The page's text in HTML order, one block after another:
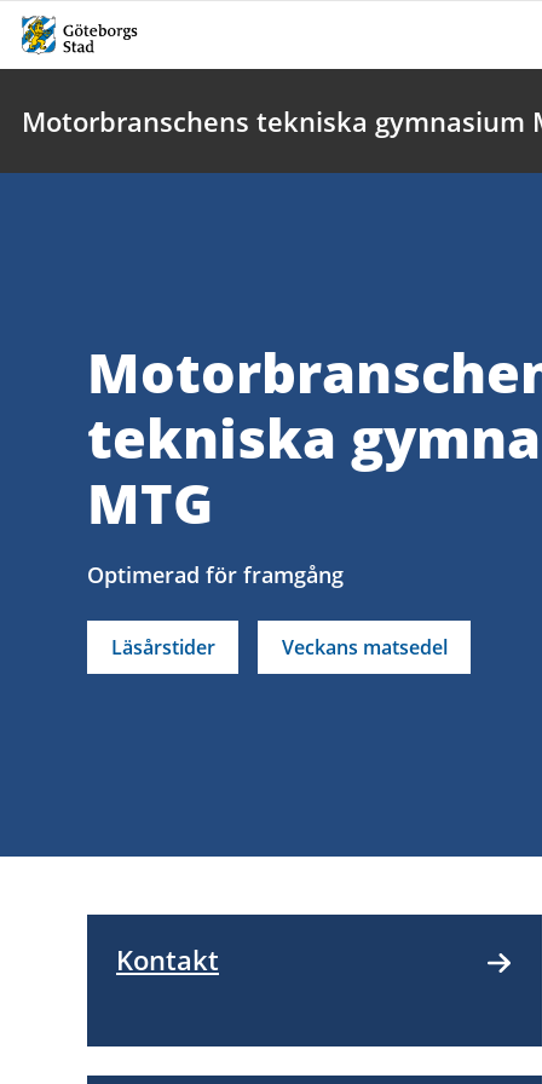
Motorbranschens tekniska gymnasium
tekniska
MTG
Optimerad för framgång
Läsårstider Veckans matsedel
Kontakt